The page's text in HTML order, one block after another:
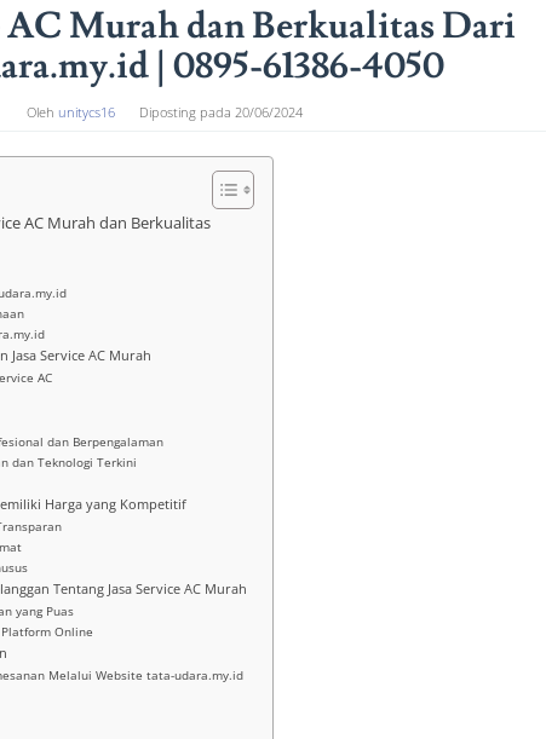
AC Murah dan Berkualitas Dari
| 0895-61386-4050
Oleh unitycs16 Diposting pada 20/06/2024
AC Murah dan Berkualitas
Jasa Service AC Murah
AC
dan Berpengalaman
dan Teknologi Terkini
Harga yang Kompetitif
Tentang Jasa Service AC Murah
yang Puas
Online
Melalui Website tata-udara.my.id